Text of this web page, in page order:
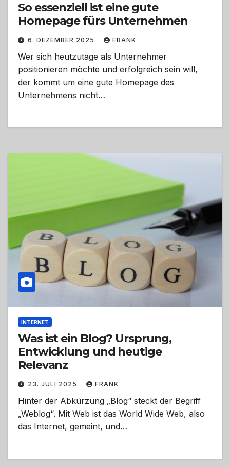
So essenziell ist eine gute
Homepage fürs Unternehmen
6. DEZEMBER 2025 FRANK
Wer sich heutzutage als Unternehmer
positionieren möchte und erfolgreich sein will,
der kommt um eine gute Homepage des
Unternehmens nicht…
INTERNET
Was ist ein Blog? Ursprung,
Entwicklung und heutige
Relevanz
23. JULI 2025 FRANK
Hinter der Abkürzung „Blog“ steckt der Begriff
„Weblog“. Mit Web ist das World Wide Web, also
das Internet, gemeint, und…